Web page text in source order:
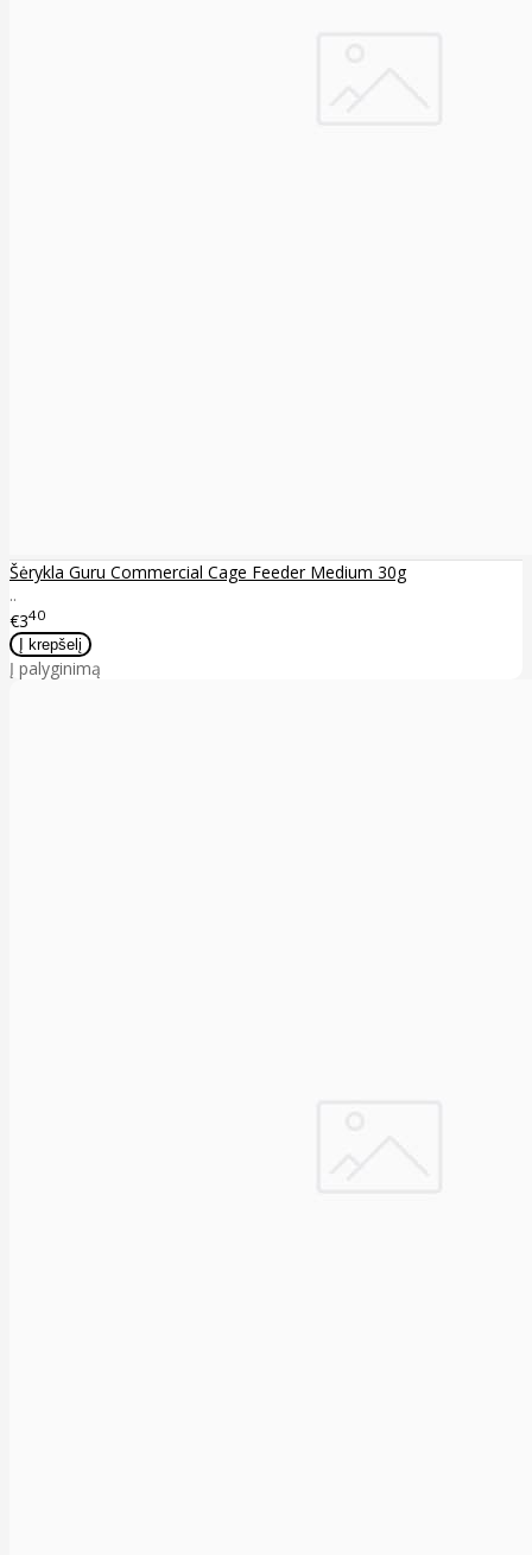
Šėrykla Guru Commercial Cage Feeder Medium 30g
..
€340
Į palyginimą